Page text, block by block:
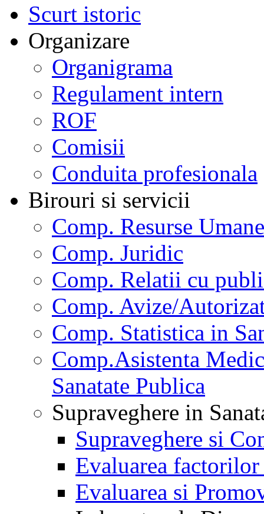
Scurt istoric
Organizare
Organigrama
Regulament intern
ROF
Comisii
Conduita profesionala
Birouri si servicii
Comp. Resurse Umane
Comp. Juridic
Comp. Relatii cu
Comp. Avize/
Comp. Statistica in
Comp.Asistenta
Sanatate Publica
Supraveghere in
Supraveghere si
Evaluarea
Evaluarea si